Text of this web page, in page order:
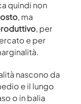
quindi non
, ma
, per
e per
nascono da
e il lungo
o in balia